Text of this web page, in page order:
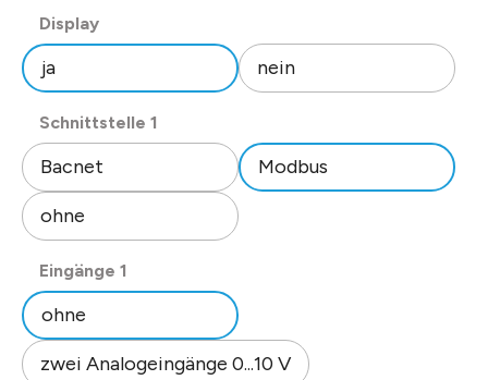
Displayauswählen
ja
nein
Schnittstelle 1
Bacnet
Modbus
ohne
Eingänge 1
ohne
zwei Analogeingänge 0...10 V